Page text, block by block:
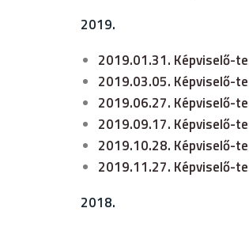
2019.
2019.01.31. Képviselő-
2019.03.05. Képviselő-
2019.06.27. Képviselő-
2019.09.17. Képviselő-
2019.10.28. Képviselő-
2019.11.27. Képviselő-
2018.